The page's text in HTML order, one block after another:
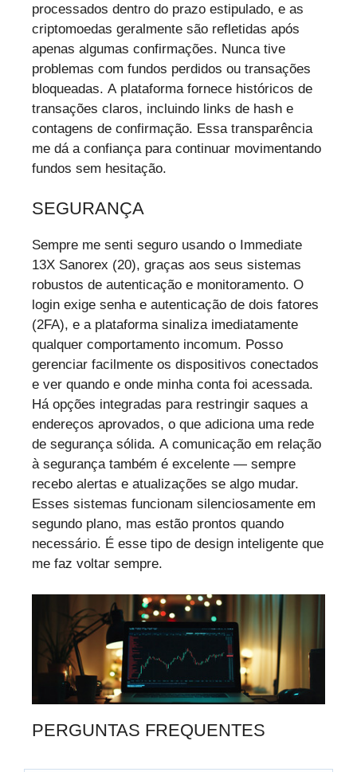
processados dentro do prazo estipulado, e as
criptomoedas geralmente são refletidas após
apenas algumas confirmações. Nunca tive
problemas com fundos perdidos ou transações
bloqueadas. A plataforma fornece históricos de
transações claros, incluindo links de hash e
contagens de confirmação. Essa transparência
me dá a confiança para continuar movimentando
fundos sem hesitação.
SEGURANÇA
Sempre me senti seguro usando o Immediate
13X Sanorex (20), graças aos seus sistemas
robustos de autenticação e monitoramento. O
login exige senha e autenticação de dois fatores
(2FA), e a plataforma sinaliza imediatamente
qualquer comportamento incomum. Posso
gerenciar facilmente os dispositivos conectados
e ver quando e onde minha conta foi acessada.
Há opções integradas para restringir saques a
endereços aprovados, o que adiciona uma rede
de segurança sólida. A comunicação em relação
à segurança também é excelente — sempre
recebo alertas e atualizações se algo mudar.
Esses sistemas funcionam silenciosamente em
segundo plano, mas estão prontos quando
necessário. É esse tipo de design inteligente que
me faz voltar sempre.
PERGUNTAS FREQUENTES